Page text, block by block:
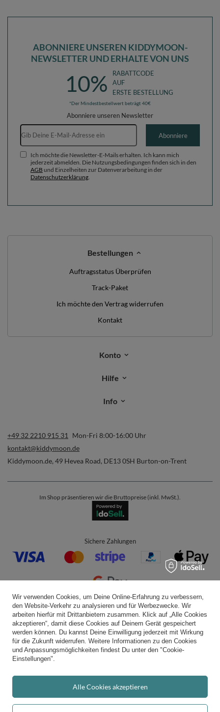
ABONNIERE UNSEREN KIDDYMOON-
NEWSLETTER UND ERHALTE VON UNS
10%
RABATTCODE
AUF
ERSTE BESTELLUNG
*Der Mindestbestellwert beträgt 40€
Abonniere unseren Newsletter
E-Mail-Adresse
Abonniere
Ich möchte die Newsletter-E-Mails erhalten. Ich kann mich
jederzeit abmelden. Die Nutzungsbedingungen finden sich in den
AGB und Einzelheiten zur Datenverarbeitung in der
Datenschutzerklärung
Bestellungen
Auftragsstatus Überprüfen
Track-Paket
Ich möchte den Vertrag widerrufen
Kontakt
Konto
Hilfe
Info
+49 32 2210 915 31
Mon-Fri 8:00-16:00 Uhr
kontakt@kiddymoon.de
Kiddymoon.de, 49 Hevea Road, DE13 0SH Burton-on-Trent
Im Shop präsentieren wir die Bruttopreise (inkl. MwSt.).
Sichere Zahlungen
Bequeme Lieferung
Du kannst uns vertrauen
Folge uns:
Wir verwenden Cookies, um Deine Online-Erfahrung zu verbessern,
den Website-Verkehr zu analysieren und für Werbezwecke. Wir
arbeiten hierfür mit Drittanbietern zusammen. Klick auf „Alle Cookies
akzeptieren“, damit diese Cookies auf Deinem Gerät gespeichert
werden können. Du kannst Deine Einwilligung jederzeit mit Wirkung
für die Zukunft widerrufen. Weitere Informationen zu den Cookies
und Anpassungsmöglichkeiten findest Du unter den "Cookie-
Einstellungen".
Alle Cookies akzeptieren